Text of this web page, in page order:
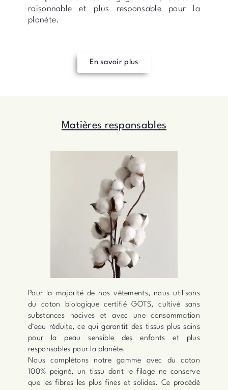
raisonnable et plus responsable pour la
planète.
En savoir plus
Matières responsables
Pour la majorité de nos vêtements, nous utilisons
du coton biologique certifié GOTS, cultivé sans
substances nocives et avec une consommation
d’eau réduite, ce qui garantit des tissus plus sains
pour la peau sensible des enfants et plus
responsables pour la planète.
Nous complétons notre gamme avec du coton
100% peigné, un tissu dont le filage ne conserve
que les fibres les plus fines et solides. Ce procédé